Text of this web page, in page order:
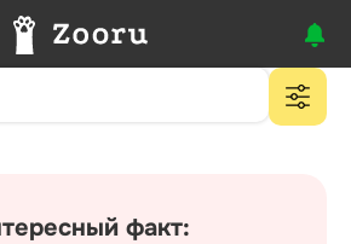
факт: